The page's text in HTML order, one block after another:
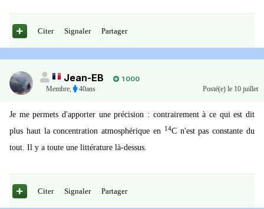
Citer Signaler Partager
Jean-EB
1 000
Membre, 40ans Posté(e) le 10 juillet
Je me permets d'apporter une précision : contrairement à ce qui est dit
plus haut la concentration atmosphérique en
14C n'est pas constante du
tout. Il y a toute une littérature là-dessus.
Citer Signaler Partager